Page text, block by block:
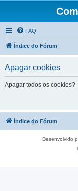
FAQ
Índice do Fórum
Apagar cookies
Apagar todos os cookies?
Índice do Fórum
Desenvolvido